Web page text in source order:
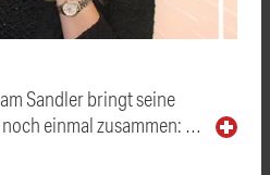
Sandler bringt seine
einmal zusammen: …